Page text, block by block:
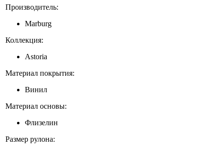
Производитель:
Marburg
Коллекция:
Astoria
Материал покрытия:
Винил
Материал основы:
Флизелин
Размер рулона: